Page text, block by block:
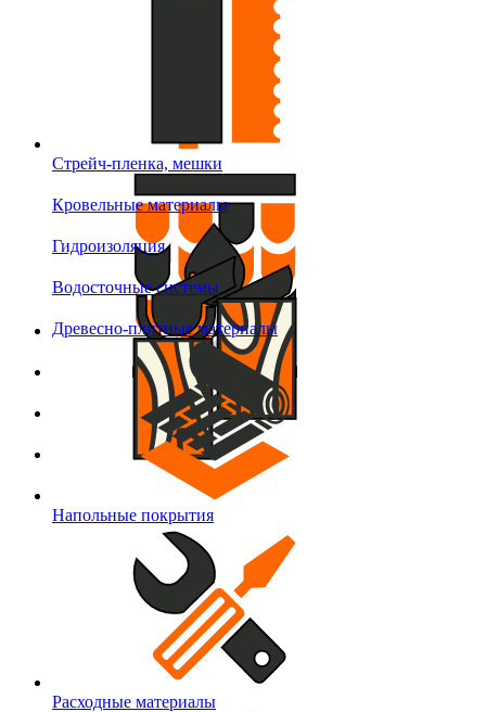
Стрейч-пленка, мешки
Кровельные материалы
Гидроизоляция
Водосточные системы
Древесно-плитные материалы
Напольные покрытия
Расходные материалы